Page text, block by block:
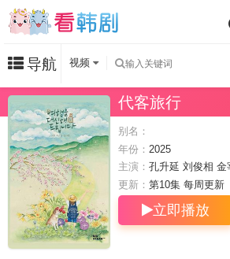
导航 视频
代客旅行
别名：
年份： 2025
主演： 孔升延 刘俊相 金
重 朴宝妍
更新： 第10集 每周更新
立即播放